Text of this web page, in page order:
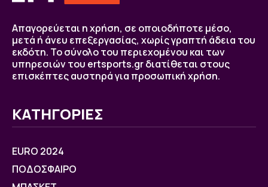
Απαγορεύεται η χρήση, σε οποιοδήποτε μέσο,
μετά ή άνευ επεξεργασίας, χωρίς γραπτή άδεια του
εκδότη. Το σύνολο του περιεχομένου και των
υπηρεσιών του ertsports.gr διατίθεται στους
επισκέπτες αυστηρά για προσωπική χρήση.
ΚΑΤΗΓΟΡΙΕΣ
EURO 2024
ΠΟΔΟΣΦΑΙΡΟ